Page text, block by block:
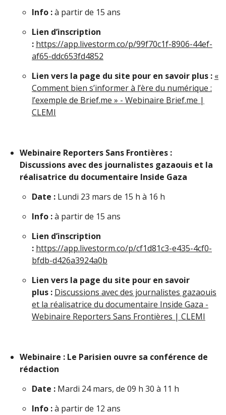
Info :à partir de 15 ans
Lien d’inscription
: https://app.livestorm.co/p/99f70c1f-8906-44ef-
af65-ddc653fd4852
Lien vers la page du site pour en savoir plus : «
Comment bien s’informer à l’ère du numérique :
l’exemple de Brief.me » - Webinaire Brief.me |
CLEMI
Webinaire Reporters Sans Frontières :
Discussions avec des journalistes gazaouis et la
réalisatrice du documentaire Inside Gaza
Date : Lundi 23 mars de 15 h à 16 h
Info :à partir de 15 ans
Lien d’inscription
: https://app.livestorm.co/p/cf1d81c3-e435-4cf0-
bfdb-d426a3924a0b
Lien vers la page du site pour en savoir
plus : Discussions avec des journalistes gazaouis
et la réalisatrice du documentaire Inside Gaza -
Webinaire Reporters Sans Frontières | CLEMI
Webinaire : Le Parisien ouvre sa conférence de
rédaction
Date : Mardi 24 mars, de 09 h 30 à 11 h
Info :à partir de 12 ans